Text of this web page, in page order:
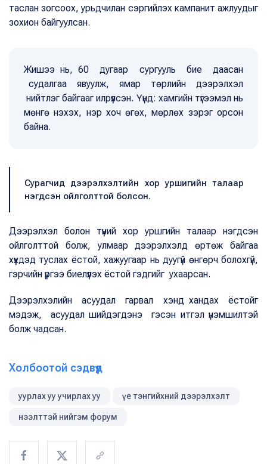
таслан зогсоох, урьдчилан сэргийлэх кампанит ажлуудыг
зохион байгуулсан.
Жишээ нь, 60 дугаар сургууль бие даасан
судалгаа явуулж, ямар төрлийн дээрэлхэл
нийтлэг байгааг илрүүлсэн. Үүнд: хамгийн түгээмэл нь
мөнгө нэхэх, нэр хоч өгөх, мөрлөх зэрэг орсон
байна.
Сурагчид дээрэлхэлтийн хор уршигийн талаар
нэгдсэн ойлголттой болсон.
Дээрэлхэл болон түүний хор уршгийн талаар нэгдсэн
ойлголттой болж, улмаар дээрэлхэлд өртөж байгаа
хүүхдэд туслах ёстой, хажуугаар нь дуугүй өнгөрч болохгүй,
гэрчийн үүргээ биелүүлэх ёстой гэдгийг ухаарсан.
Дээрэлхэлийн асуудал гарвал хэнд хандах ёстойг
мэдэж, асуудал шийдэгдэнэ гэсэн итгэл үнэмшилтэй
болж чадсан.
Холбоотой сэдвүүд
уурлах уу учирлах уу үе тэнгийхний дээрэлхэлт
нээлттэй нийгэм форум